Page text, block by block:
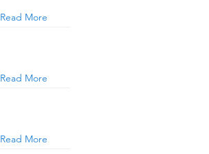
Read More
Read More
Read More